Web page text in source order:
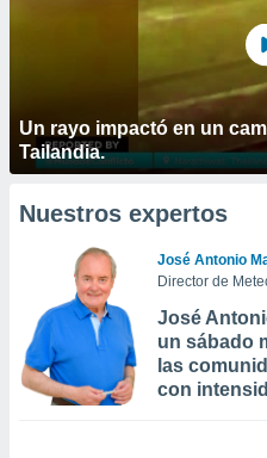
Un rayo impactó en un
Tailandia.
Nuestros expertos
José Antonio
Director de
José
un sábado
las
con